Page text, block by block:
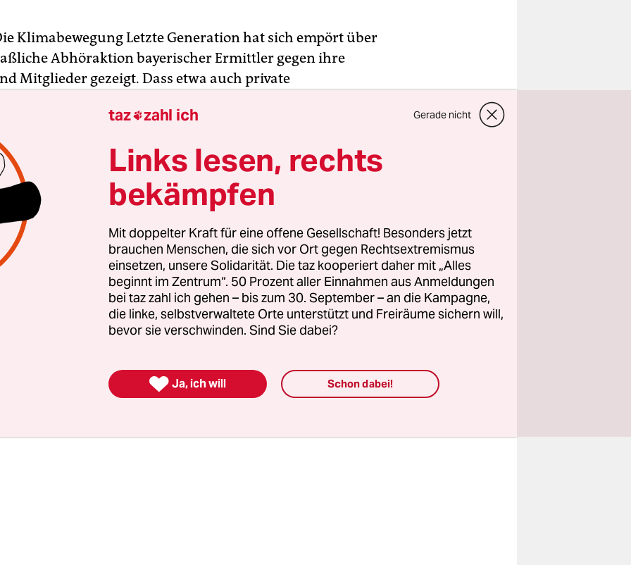
Klimabewegung Letzte Generation hat sich empört über
Abhöraktion bayerischer Ermittler gegen ihre
Mitglieder gezeigt. Dass etwa auch private
der Bewegung Carla Hinrichs am Samstag. Die
gleichfalls betroffene Aktivistin Imke Bludszuweit
einer Erklärung „absurd und erschreckend, welche
aufgefahren werden, um friedlichen Protest zu
Zeitung
hatte zuvor von den Maßnahmen der
Ermittlungsbehörden berichtet. Diese hätten auch
eingeholt, um die Standortdaten von Handys zu
von Aktivisten abzuhören und deren E-Mails „in
Betroffen war demnach auch ein
taz zahl ich Gerade nicht
Links lesen, rechts
bekämpfen
Mit doppelter Kraft für eine offene Gesellschaft! Besonders jetzt
brauchen Menschen, die sich vor Ort gegen Rechtsextremismus
einsetzen, unsere Solidarität. Die taz kooperiert daher mit „Alles
beginnt im Zentrum“. 50 Prozent aller Einnahmen aus Anmeldungen
bei taz zahl ich gehen – bis zum 30. September – an die Kampagne,
die linke, selbstverwaltete Orte unterstützt und Freiräume sichern will,
bevor sie verschwinden. Sind Sie dabei?
 Ja, ich will Schon dabei!